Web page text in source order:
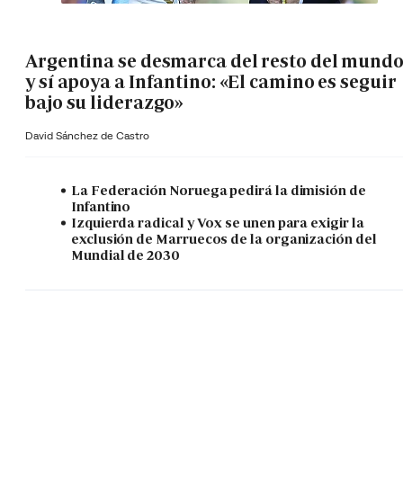
Argentina se desmarca del resto del mundo
y sí apoya a Infantino: «El camino es seguir
bajo su liderazgo»
David Sánchez de Castro
La Federación Noruega pedirá la dimisión de
Infantino
Izquierda radical y Vox se unen para exigir la
exclusión de Marruecos de la organización del
Mundial de 2030